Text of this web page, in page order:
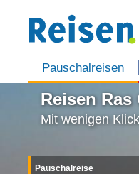
Pauschalreisen
Reisen Ras
Mit wenigen
Pauschalreise